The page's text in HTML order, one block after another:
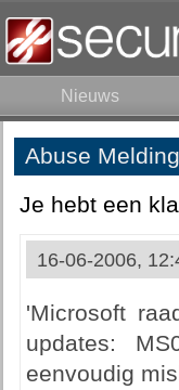
Nieuws
Abuse Melding
Je hebt een
16-06-2006,
'Microsoft
updates:
eenvoudig